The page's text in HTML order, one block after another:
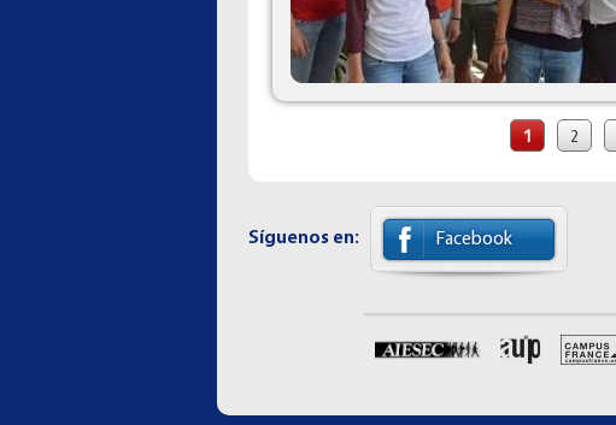
1 2
Síguenos en: Facebook